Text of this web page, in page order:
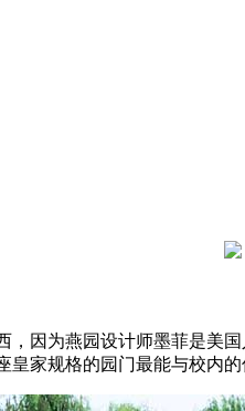
因为燕园设计师墨菲是美
家规格的园门最能与校内